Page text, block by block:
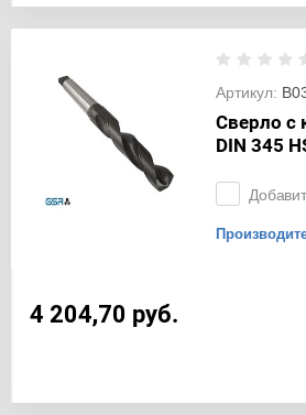
Артикул:
Сверло с
DIN 345
4 204,70 руб.